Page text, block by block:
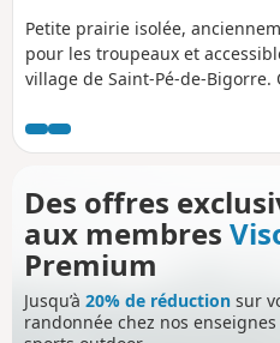
Petite prairie isolée,
pour les troupeaux et
village de Saint-Pé-de-Bigorre.
bois, une bergerie encore bien
une partie de pique-nique
Des offres
aux membres
Premium
Jusqu’à 20% de réduction sur
randonnée chez nos